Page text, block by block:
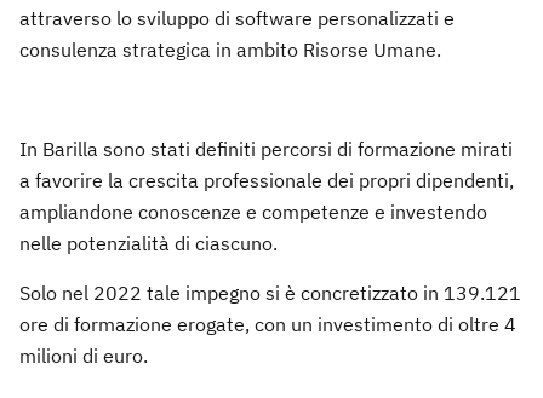
attraverso lo sviluppo di software personalizzati e
consulenza strategica in ambito Risorse Umane.
In Barilla sono stati definiti percorsi di formazione mirati
a favorire la crescita professionale dei propri dipendenti,
ampliandone conoscenze e competenze e investendo
nelle potenzialità di ciascuno.
Solo nel 2022 tale impegno si è concretizzato in 139.121
ore di formazione erogate, con un investimento di oltre 4
milioni di euro.